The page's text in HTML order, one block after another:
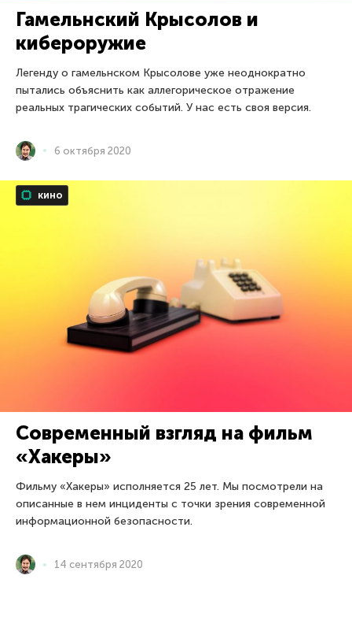
Гамельнский Крысолов и
кибероружие
Легенду о гамельнском Крысолове уже неоднократно
пытались объяснить как аллегорическое отражение
реальных трагических событий. У нас есть своя версия.
6 октября 2020
кино
Современный взгляд на фильм
«Хакеры»
Фильму «Хакеры» исполняется 25 лет. Мы посмотрели на
описанные в нем инциденты с точки зрения современной
информационной безопасности.
14 сентября 2020